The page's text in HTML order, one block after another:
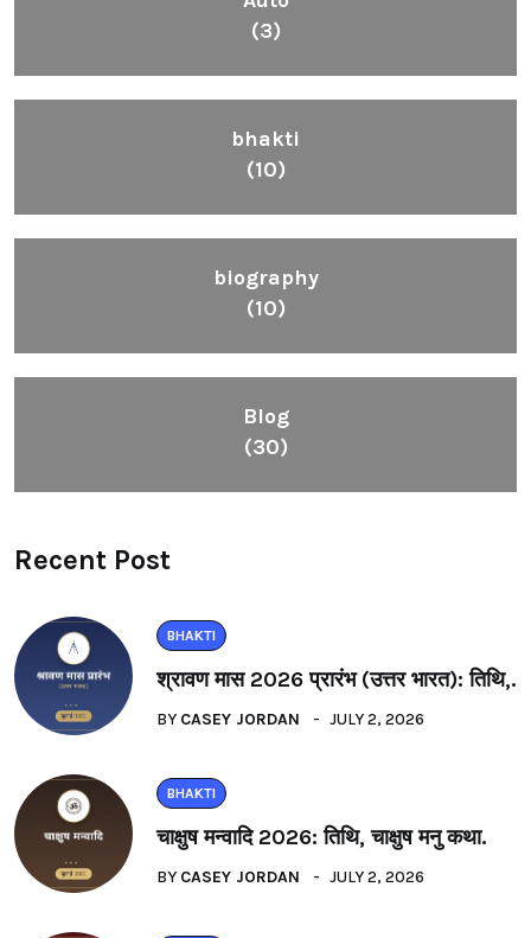
(3)
bhakti
(10)
biography
(10)
Blog
(30)
Recent Post
BHAKTI
श्रावण मास 2026 प्रारंभ (उत्तर भारत): तिथि,.
BY CASEY JORDAN JULY 2, 2026
BHAKTI
चाक्षुष मन्वादि 2026: तिथि, चाक्षुष मनु कथा.
BY CASEY JORDAN JULY 2, 2026